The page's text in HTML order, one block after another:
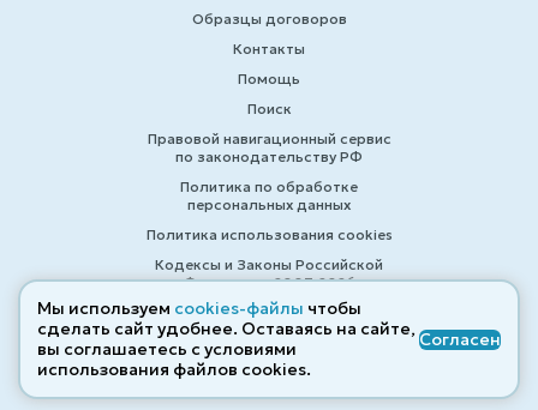
Образцы договоров
Контакты
Помощь
Поиск
Правовой навигационный сервис
по законодательству РФ
Политика по обработке
персональных данных
Политика использования cookies
Кодексы и Законы Российской
Федерации 2007-2026
© ZAKONRF.INFO
Мы используем cookies-файлы чтобы
сделать сайт удобнее. Оставаясь на сайте,
вы соглашаетесь с условиями
использования файлов cооkies.
Согласен